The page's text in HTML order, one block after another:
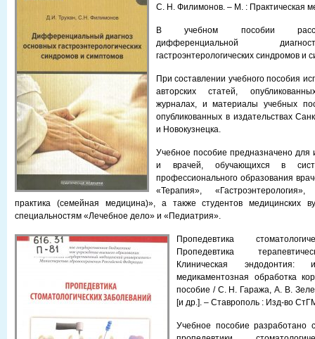
С. Н. Филимонов. – М. : Практическая
В учебном пособии
дифференциальной
гастроэнтерологических синдромов и
При составлении учебного пособия
автор­ских статей,
журналах, и материалы учебных
опубликованных в издательствах
и Новокузнецка.
Учебное пособие предназначено для
и врачей, обучающихся в
профессионального образования
«Терапия»,
практика (семейная медицина)», а также студентов медицинских
специальностям «Лечебное дело» и «Педиатрия».
Пропедевтика
Пропедевтика
Клиническая эндодонтия:
медикаментозная обработка
пособие / С. Н. Гаража, А. В.
[и др.]. – Ставрополь : Изд-во
Учебное пособие разработано